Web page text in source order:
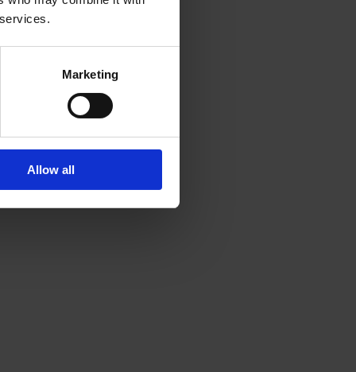
Marketing
Allow all